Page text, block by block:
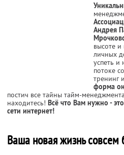
Андрея
высоте
личных
успеть и
потоке
тренинг
форма
постич все тайны тайм-
находитесь! Всё что Вам нужно -
сети интернет!
Ваша новая жизнь совсем